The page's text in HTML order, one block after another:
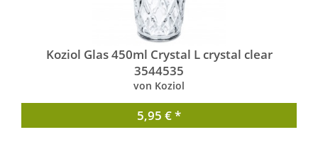
Koziol Glas 450ml Crystal L crystal clear
3544535
von Koziol
5,95 € *